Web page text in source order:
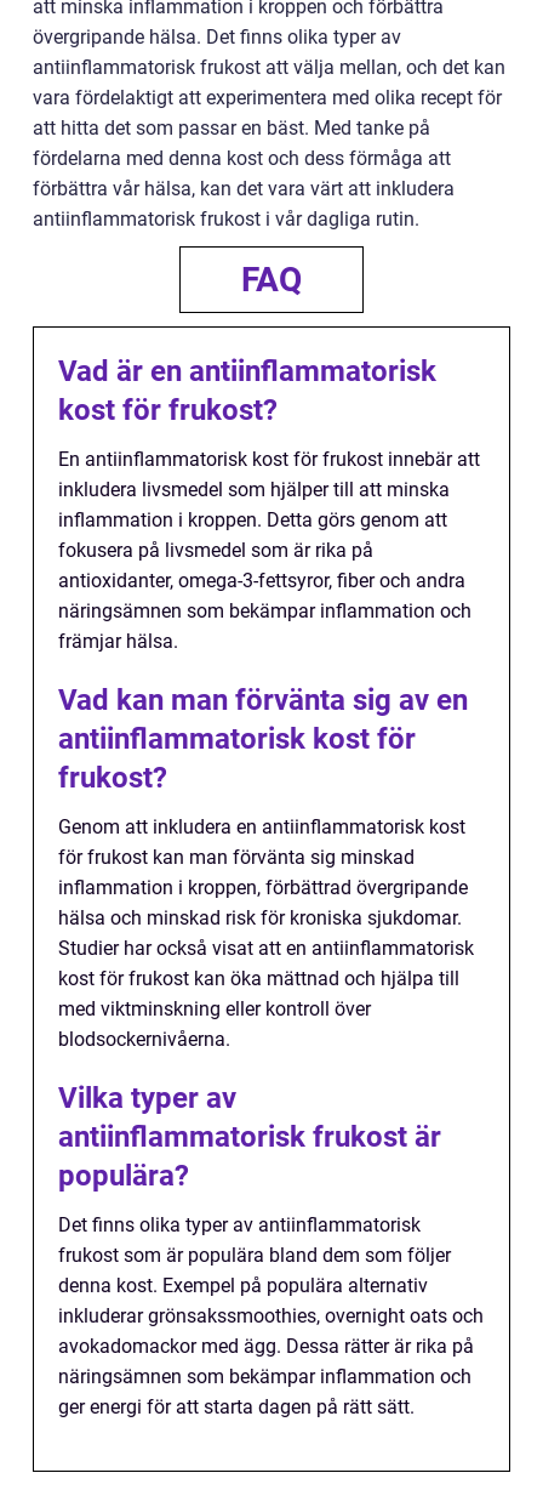
att minska inflammation i kroppen och förbättra
övergripande hälsa. Det finns olika typer av
antiinflammatorisk frukost att välja mellan, och det kan
vara fördelaktigt att experimentera med olika recept för
att hitta det som passar en bäst. Med tanke på
fördelarna med denna kost och dess förmåga att
förbättra vår hälsa, kan det vara värt att inkludera
antiinflammatorisk frukost i vår dagliga rutin.
FAQ
Vad är en antiinflammatorisk
kost för frukost?
En antiinflammatorisk kost för frukost innebär att
inkludera livsmedel som hjälper till att minska
inflammation i kroppen. Detta görs genom att
fokusera på livsmedel som är rika på
antioxidanter, omega-3-fettsyror, fiber och andra
näringsämnen som bekämpar inflammation och
främjar hälsa.
Vad kan man förvänta sig av en
antiinflammatorisk kost för
frukost?
Genom att inkludera en antiinflammatorisk kost
för frukost kan man förvänta sig minskad
inflammation i kroppen, förbättrad övergripande
hälsa och minskad risk för kroniska sjukdomar.
Studier har också visat att en antiinflammatorisk
kost för frukost kan öka mättnad och hjälpa till
med viktminskning eller kontroll över
blodsockernivåerna.
Vilka typer av
antiinflammatorisk frukost är
populära?
Det finns olika typer av antiinflammatorisk
frukost som är populära bland dem som följer
denna kost. Exempel på populära alternativ
inkluderar grönsakssmoothies, overnight oats och
avokadomackor med ägg. Dessa rätter är rika på
näringsämnen som bekämpar inflammation och
ger energi för att starta dagen på rätt sätt.